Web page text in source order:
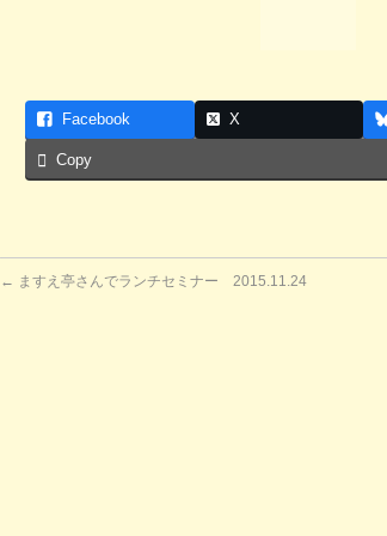
Facebook X
Copy
← ますえ亭さんでランチセミナー 2015.11.24